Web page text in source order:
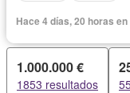
Hace 4 días, 20 horas
1.000.000 €
1853 resultados